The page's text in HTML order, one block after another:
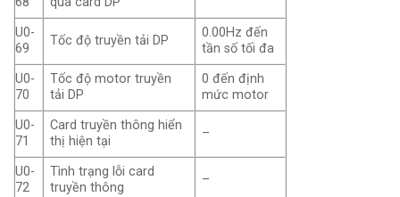
U0-
69
Tốc độ truyền tải DP
0.00Hz đến
tần số tối đa
U0-
70
Tốc độ motor truyền
tải DP
0 đến định
mức motor
U0-
71
Card truyền thông hiển
thị hiện tại
–
U0-
72
Tình trạng lỗi card
truyền thông
–